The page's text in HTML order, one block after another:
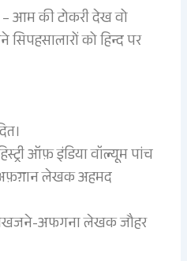
आम की टोकरी देख वो
को हिन्द पर
ऑफ़ इंडिया वॉल्यूम पांच
लेखक अहमद
अफगना लेखक जौहर